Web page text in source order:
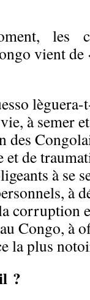
les
vient
à semer
et de
à se
à
corruption
Congo, à
la plus
?